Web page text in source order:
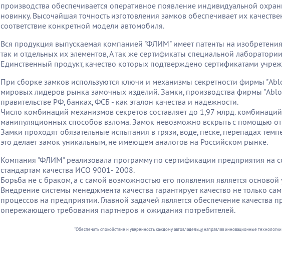
производства обеспечивается оперативное появление индивидуальной
новинку. Высочайшая точность изготовления замков обеспечивает их
соответствие конкретной модели автомобиля.
Вся продукция выпускаемая компанией "ФЛИМ" имеет патенты на
так и отдельных их элементов, А так же сертификаты специальной
Единственный продукт, качество которых подтверждено сертификатами
При сборке замков используются ключи и механизмы секретности фирмы
мировых лидеров рынка замочных изделий. Замки, производства фирмы
правительстве РФ, банках, ФСБ - как эталон качества и надежности.
Число комбинаций механизмов секретов составляет до 1,97 млрд.
манипуляционных способов взлома. Замок невозможно вскрыть с помощью
Замки проходят обязательные испытания в грязи, воде, песке, перепадах
это делает замок уникальным, не имеющем аналогов на Российском рынке.
Компания "ФЛИМ" реализовала программу по сертификации предприятия на
стандартам качества ИСО 9001- 2008.
Борьба не с браком, а с самой возможностью его появления является
Внедрение системы менеджмента качества гарантирует качество не только
процессов на предприятии. Главной задачей является обеспечение качества
опережающего требования партнеров и ожидания потребителей.
"Обеспечить спокойствие и уверенность каждому автовладельцу, направляя инновационные